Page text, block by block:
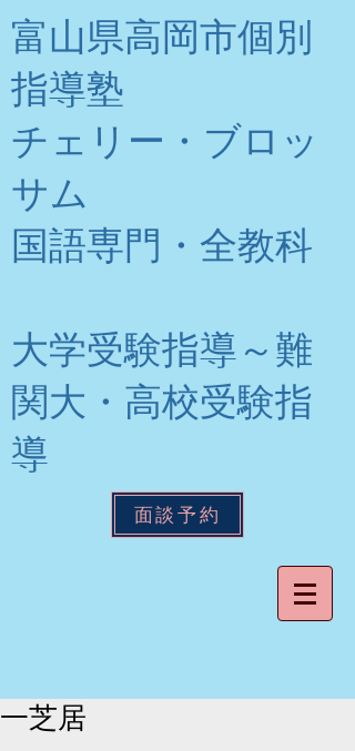
富山県高岡市個別
指導塾
チェリー・ブロッ
サム
​国語専門・全教科
大学受験指導～難
関大・高校受験指
導
面談予約
一芝居